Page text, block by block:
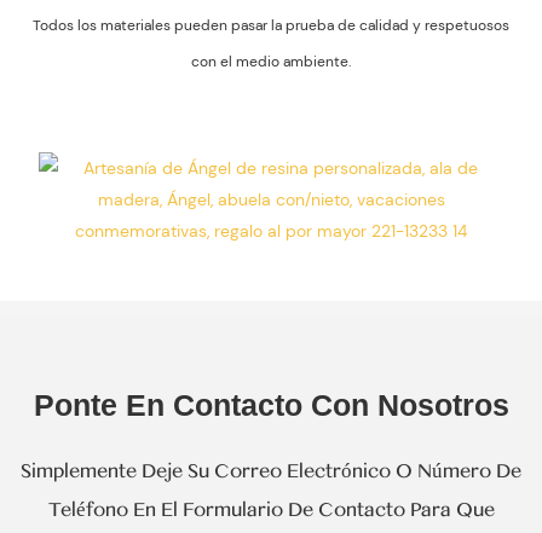
Con El Medio
Ambiente.
Todos los materiales pueden pasar la prueba de calidad y respetuosos
con el medio ambiente.
Ponte En Contacto Con Nosotros
Simplemente Deje Su Correo Electrónico O Número De
Teléfono En El Formulario De Contacto Para Que